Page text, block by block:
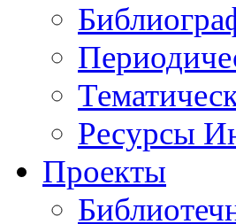
Ресурсы
Проекты